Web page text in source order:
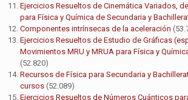
Ejercicios Resueltos de Cinemática Variados, de
para Física y Química de Secundaria y
Componentes intrínsecas de la aceleración
Ejercicios Resueltos de Estudio de Gráficas
Movimientos MRU y MRUA para Física y
(52.820)
Recursos de Física para Secundaria y
cursos (52.089)
Ejercicios Resueltos de Números Cuánticos